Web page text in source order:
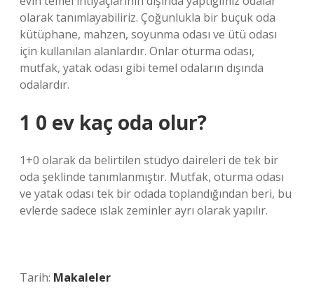
olarak tanımlayabiliriz. Çoğunlukla bir buçuk oda
kütüphane, mahzen, soyunma odası ve ütü odası
için kullanılan alanlardır. Onlar oturma odası,
mutfak, yatak odası gibi temel odaların dışında
odalardır.
1 0 ev kaç oda olur?
1+0 olarak da belirtilen stüdyo daireleri de tek bir
oda şeklinde tanımlanmıştır. Mutfak, oturma odası
ve yatak odası tek bir odada toplandığından beri, bu
evlerde sadece ıslak zeminler ayrı olarak yapılır.
Tarih: Makaleler